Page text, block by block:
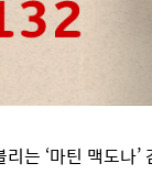
는 ‘마틴 맥도나’